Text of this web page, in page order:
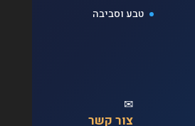
טבע וסביבה
✉
צור קשר